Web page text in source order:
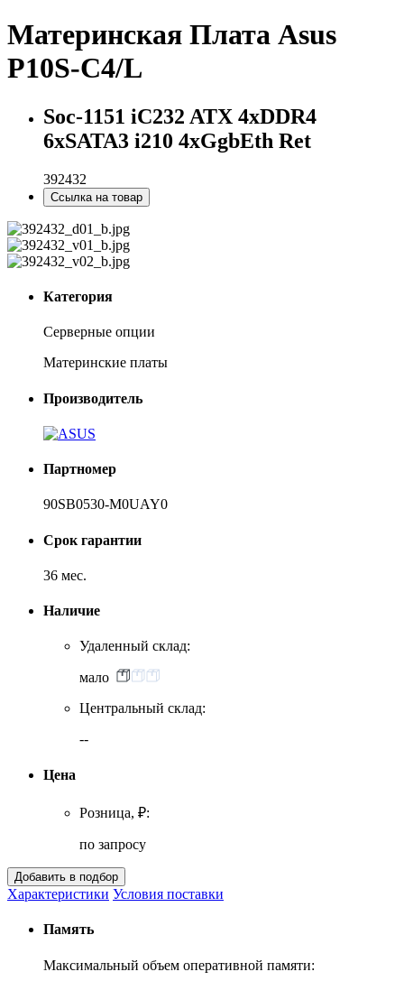
Материнская Плата Asus
P10S-C4/L
Soc-1151 iC232 ATX 4xDDR4
6xSATA3 i210 4xGgbEth Ret
392432
Ссылка на товар
Категория
Серверные опции
Материнские платы
Производитель
Партномер
90SB0530-M0UAY0
Срок гарантии
36 мес.
Наличие
Удаленный склад:
мало
Центральный склад:
--
Цена
Розница, ₽:
по запросу
Характеристики Условия поставки
Память
Максимальный объем оперативной памяти: